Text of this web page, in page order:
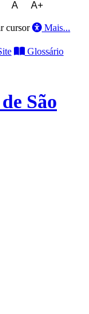
A A+
cursor Mais...
Glossário
São